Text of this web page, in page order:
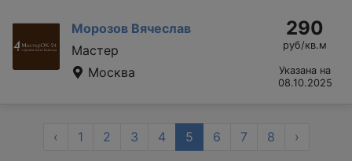
Морозов Вячеслав
Мастер
Москва
290
руб/кв.м
Указана на
08.10.2025
‹ 1 2 3 4 5 6 7 8 ›